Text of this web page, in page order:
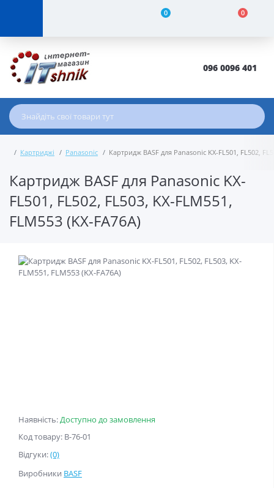
0 0
096 0096 401
Картриджі Panasonic Картридж BASF для Panasonic KX-FL501, FL502,
Картридж BASF для Panasonic KX-
FL501, FL502, FL503, KX-FLM551,
FLM553 (KX-FA76A)
Наявність:Доступно до замовлення
Код товару: B-76-01
Відгуки:(0)
Виробники BASF